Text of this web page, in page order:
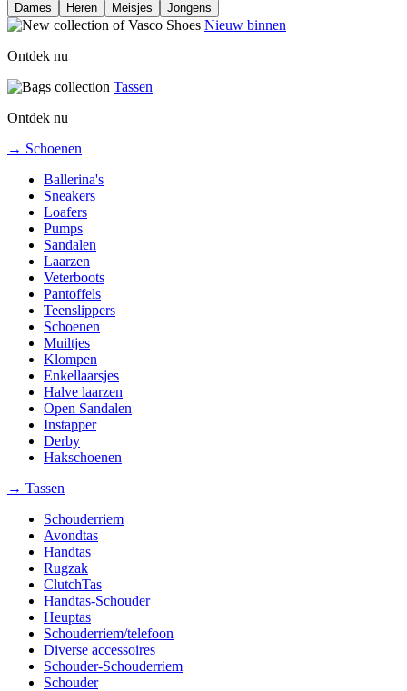
Dames Heren Meisjes Jongens
Nieuw binnen
Ontdek nu
Tassen
Ontdek nu
→ Schoenen
Ballerina's
Sneakers
Loafers
Pumps
Sandalen
Laarzen
Veterboots
Pantoffels
Teenslippers
Schoenen
Muiltjes
Klompen
Enkellaarsjes
Halve laarzen
Open Sandalen
Instapper
Derby
Hakschoenen
→ Tassen
Schouderriem
Avondtas
Handtas
Rugzak
ClutchTas
Handtas-Schouder
Heuptas
Schouderriem/telefoon
Diverse accessoires
Schouder-Schouderriem
Schouder